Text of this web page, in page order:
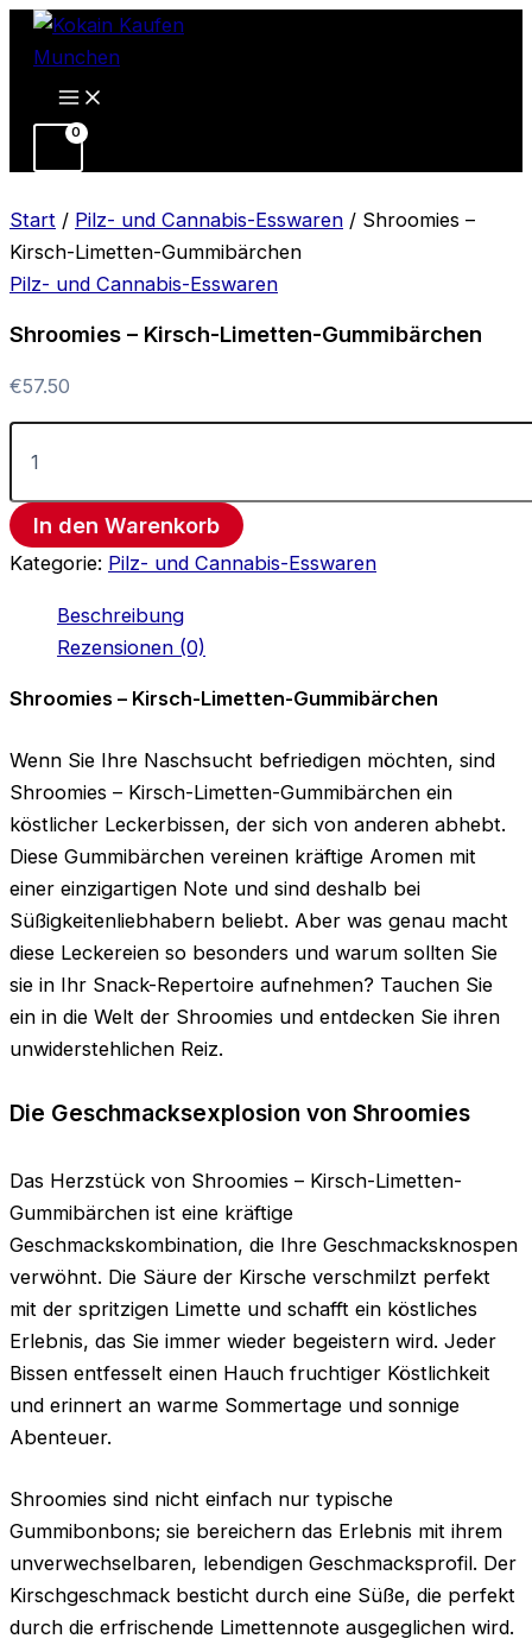
Zum
Inhalt
Start / Pilz- und Cannabis-Esswaren / Shroomies –
Kirsch-Limetten-Gummibärchen
Pilz- und Cannabis-Esswaren
Shroomies – Kirsch-Limetten-Gummibärchen
€57.50
Shroomies
Kirsch-
Gummibärchen
Menge
In den Warenkorb
Kategorie: Pilz- und Cannabis-Esswaren
Beschreibung
Rezensionen (0)
Shroomies – Kirsch-Limetten-Gummibärchen
Wenn Sie Ihre Naschsucht befriedigen möchten, sind
Shroomies – Kirsch-Limetten-Gummibärchen ein
köstlicher Leckerbissen, der sich von anderen abhebt.
Diese Gummibärchen vereinen kräftige Aromen mit
einer einzigartigen Note und sind deshalb bei
Süßigkeitenliebhabern beliebt. Aber was genau macht
diese Leckereien so besonders und warum sollten Sie
sie in Ihr Snack-Repertoire aufnehmen? Tauchen Sie
ein in die Welt der Shroomies und entdecken Sie ihren
unwiderstehlichen Reiz.
Die Geschmacksexplosion von Shroomies
Das Herzstück von Shroomies – Kirsch-Limetten-
Gummibärchen ist eine kräftige
Geschmackskombination, die Ihre Geschmacksknospen
verwöhnt. Die Säure der Kirsche verschmilzt perfekt
mit der spritzigen Limette und schafft ein köstliches
Erlebnis, das Sie immer wieder begeistern wird. Jeder
Bissen entfesselt einen Hauch fruchtiger Köstlichkeit
und erinnert an warme Sommertage und sonnige
Abenteuer.
Shroomies sind nicht einfach nur typische
Gummibonbons; sie bereichern das Erlebnis mit ihrem
unverwechselbaren, lebendigen Geschmacksprofil. Der
Kirschgeschmack besticht durch eine Süße, die perfekt
durch die erfrischende Limettennote ausgeglichen wird.
Preisspanne:
Dieses
auf.
der
werden